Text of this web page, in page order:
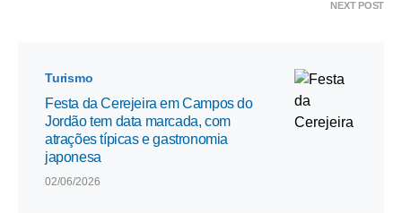
NEXT POST
Turismo
Festa da Cerejeira em Campos do
Jordão tem data marcada, com
atrações típicas e gastronomia
japonesa
02/06/2026